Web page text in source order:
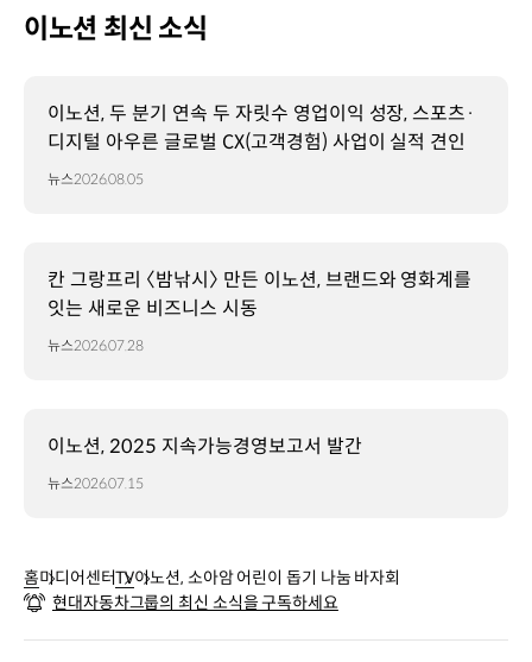
이노션 최신 소식
이노션, 두 분기 연속 두 자릿수 영업이익 성장, 스포츠·
디지털 아우른 글로벌 CX(고객경험) 사업이 실적 견인
뉴스2026.08.05
칸 그랑프리 〈밤낚시〉 만든 이노션, 브랜드와 영화계를
잇는 새로운 비즈니스 시동
뉴스2026.07.28
이노션, 2025 지속가능경영보고서 발간
뉴스2026.07.15
홈미디어센터TV이노션, 소아암 어린이 돕기 나눔 바자회
현대자동차그룹의 최신 소식을 구독하세요